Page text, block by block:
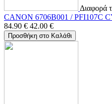
Διαφορά
CANON 6706B001 / PFI107C
84.90 € 42.00 €
Προσθήκη στο Καλάθι